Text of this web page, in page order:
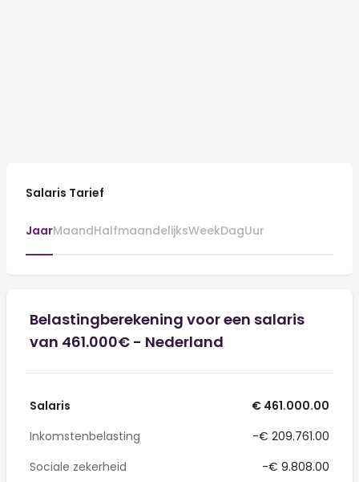
Salaris Tarief
JaarMaandHalfmaandelijksWeekDagUur
Belastingberekening voor een salaris
van 461.000€ - Nederland
Salaris
€ 461.000.00
Inkomstenbelasting
-€ 209.761.00
Sociale zekerheid
-€ 9.808.00